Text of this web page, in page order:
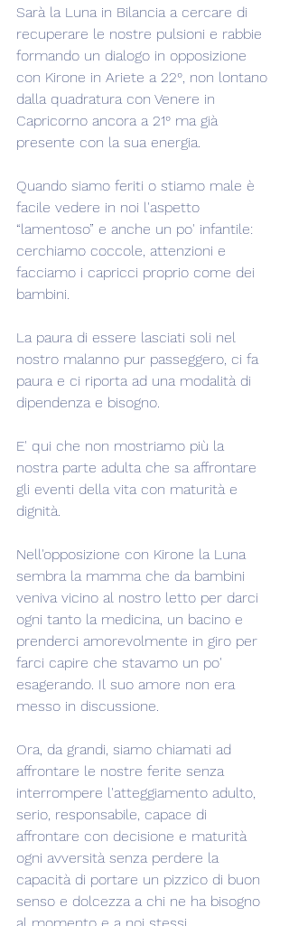
Sarà la Luna in Bilancia a cercare di
recuperare le nostre pulsioni e rabbie
formando un dialogo in opposizione
con Kirone in Ariete a 22°, non lontano
dalla quadratura con Venere in
Capricorno ancora a 21° ma già
presente con la sua energia.
Quando siamo feriti o stiamo male è
facile vedere in noi l'aspetto
“lamentoso” e anche un po' infantile:
cerchiamo coccole, attenzioni e
facciamo i capricci proprio come dei
bambini.
La paura di essere lasciati soli nel
nostro malanno pur passeggero, ci fa
paura e ci riporta ad una modalità di
dipendenza e bisogno.
E' qui che non mostriamo più la
nostra parte adulta che sa affrontare
gli eventi della vita con maturità e
dignità.
Nell'opposizione con Kirone la Luna
sembra la mamma che da bambini
veniva vicino al nostro letto per darci
ogni tanto la medicina, un bacino e
prenderci amorevolmente in giro per
farci capire che stavamo un po'
esagerando. Il suo amore non era
messo in discussione.
Ora, da grandi, siamo chiamati ad
affrontare le nostre ferite senza
interrompere l'atteggiamento adulto,
serio, responsabile, capace di
affrontare con decisione e maturità
ogni avversità senza perdere la
capacità di portare un pizzico di buon
senso e dolcezza a chi ne ha bisogno